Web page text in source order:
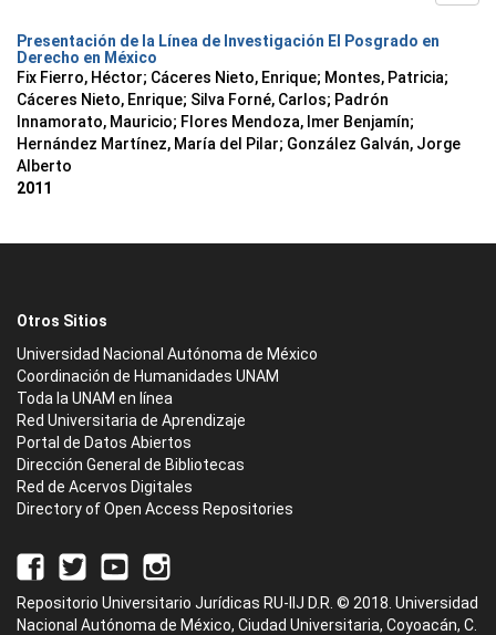
Presentación de la Línea de Investigación El Posgrado en
Derecho en México
Fix Fierro, Héctor; Cáceres Nieto, Enrique; Montes, Patricia;
Cáceres Nieto, Enrique; Silva Forné, Carlos; Padrón
Innamorato, Mauricio; Flores Mendoza, Imer Benjamín;
Hernández Martínez, María del Pilar; González Galván, Jorge
Alberto
2011
Otros Sitios
Universidad Nacional Autónoma de México
Coordinación de Humanidades UNAM
Toda la UNAM en línea
Red Universitaria de Aprendizaje
Portal de Datos Abiertos
Dirección General de Bibliotecas
Red de Acervos Digitales
Directory of Open Access Repositories
Repositorio Universitario Jurídicas RU-IIJ D.R. © 2018. Universidad
Nacional Autónoma de México, Ciudad Universitaria, Coyoacán, C.